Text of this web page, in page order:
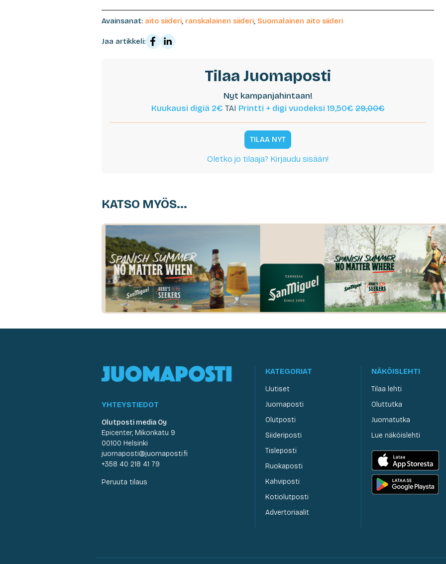
Avainsanat: aito siideri, ranskalainen siideri, Suomalainen aito siideri
Jaa artikkeli:
Tilaa Juomaposti
Nyt kampanjahintaan!
Kuukausi digiä 2€ TAI Printti + digi vuodeksi 19,50€29,00€
TILAA NYT
Oletko jo tilaaja? Kirjaudu sisään!
KATSO MYÖS...
YHTEYSTIEDOT
Olutposti media Oy
Epicenter, Mikonkatu 9
00100 Helsinki
juomaposti@juomaposti.fi
+358 40 218 41 79
Peruuta tilaus
KATEGORIAT
Uutiset
Juomaposti
Olutposti
Siideriposti
Tisleposti
Ruokaposti
Kahviposti
Kotiolutposti
Advertoriaalit
NÄKÖISLEHTI
Tilaa lehti
Oluttutka
Juomatutka
Lue näköislehti